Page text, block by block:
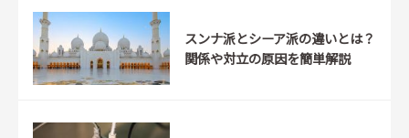
スンナ派とシーア派の違いとは？
関係や対立の原因を簡単解説